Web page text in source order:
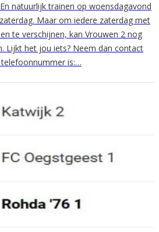
natuurlijk trainen op woensdagavond
Maar om iedere zaterdag met
te verschijnen, kan Vrouwen 2 nog
Lijkt het jou iets? Neem dan contact
is:…